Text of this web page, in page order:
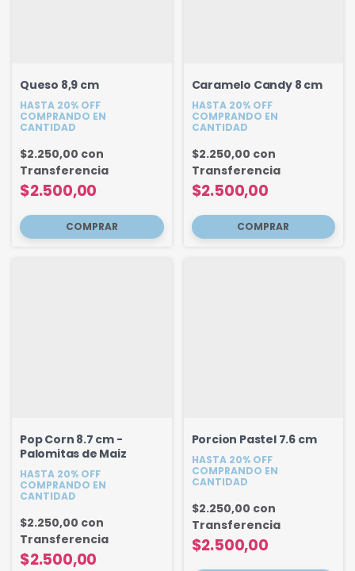
Queso 8,9 cm
HASTA 20% OFF
COMPRANDO EN
CANTIDAD
$2.500,00
$2.250,00 con
Transferencia
Caramelo Candy 8 cm
HASTA 20% OFF
COMPRANDO EN
CANTIDAD
$2.500,00
$2.250,00 con
Transferencia
Pop Corn 8.7 cm -
Palomitas de Maiz
HASTA 20% OFF
COMPRANDO EN
CANTIDAD
$2.500,00
$2.250,00 con
Transferencia
Porcion Pastel 7.6 cm
HASTA 20% OFF
COMPRANDO EN
CANTIDAD
$2.500,00
$2.250,00 con
Transferencia